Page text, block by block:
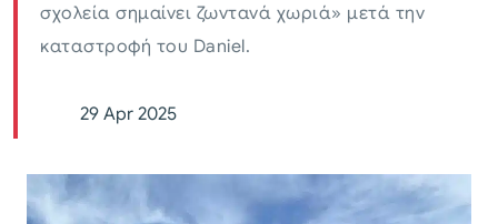
σχολεία σημαίνει ζωντανά χωριά» μετά την
καταστροφή του Daniel.
29 Apr 2025